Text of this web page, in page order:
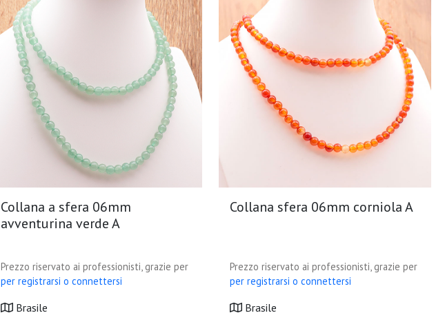
Collana a sfera 06mm
avventurina verde A
Prezzo riservato ai professionisti, grazie per
per registrarsi o connettersi
Brasile
Collana sfera 06mm corniola A
Prezzo riservato ai professionisti, grazie per
per registrarsi o connettersi
Brasile